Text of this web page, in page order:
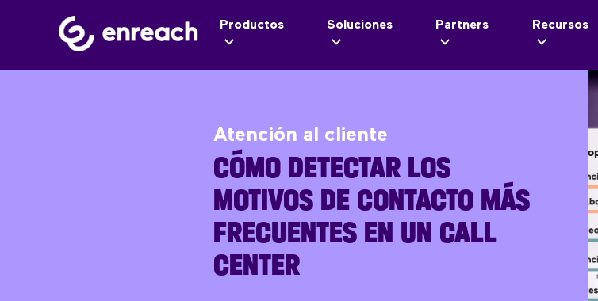
Productos Soluciones Partners Recursos
Atención al cliente
CÓMO DETECTAR LOS
MOTIVOS DE CONTACTO MÁS
FRECUENTES EN UN CALL
CENTER